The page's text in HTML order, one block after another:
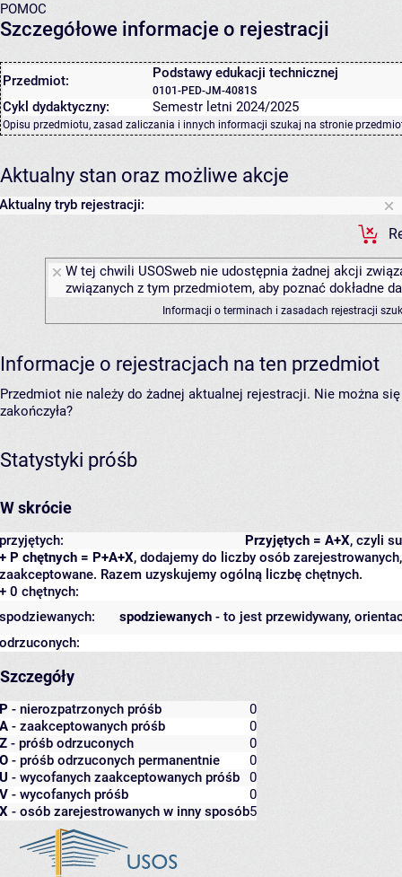
POMOC
Szczegółowe informacje o rejestracji
Przedmiot: Podstawy edukacji technicznej
0101-PED-JM-4081S
Cykl dydaktyczny: Semestr letni 2024/2025
Opisu przedmiotu, zasad zaliczania i innych informacji szukaj na stronie
Aktualny stan oraz możliwe akcje
Aktualny tryb rejestracji:
W tej chwili USOSweb nie udostępnia żadnej akcji
związanych z tym przedmiotem, aby poznać dokładne
Informacji o terminach i zasadach rejestracji
Informacje o rejestracjach na ten przedmiot
Przedmiot nie należy do żadnej aktualnej rejestracji. Nie można
zakończyła?
Statystyki próśb
W skrócie
Przyjętych = A+X, czyli
przyjętych:
+ P chętnych = P+A+X, dodajemy do liczby osób
zaakceptowane. Razem uzyskujemy ogólną liczbę chętnych.
+ 0 chętnych:
spodziewanych - to jest przewidywany,
spodziewanych:
odrzuconych:
Szczegóły
P - nierozpatrzonych próśb
0
A - zaakceptowanych próśb
0
Z - próśb odrzuconych
0
O - próśb odrzuconych permanentnie
0
U - wycofanych zaakceptowanych próśb
0
V - wycofanych próśb
0
X - osób zarejestrowanych w inny sposób5